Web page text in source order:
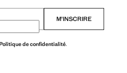
M’INSCRIRE
de confidentialité.